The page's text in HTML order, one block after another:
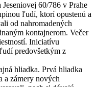
60/786 v Prahe
ľudí, ktorí opustenú a
od nahromadených
kontajnerom. Večer
Iniciatívu
predovšetkým z
hliadka. Prvá hliadka
a zámery nových